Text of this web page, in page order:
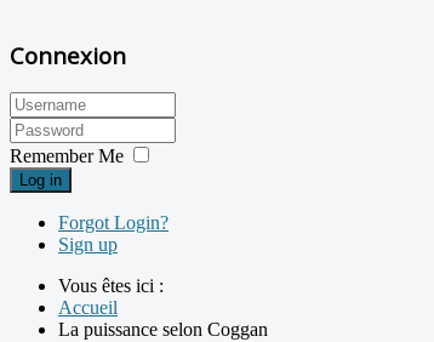
Connexion
Remember Me
Log in
Forgot Login?
Sign up
Vous êtes ici :
Accueil
La puissance selon Coggan